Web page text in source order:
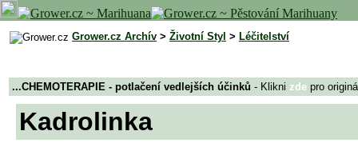
Grower.cz Archív > Životní Styl > Léčitelství
...CHEMOTERAPIE - potlačení vedlejších účinků - Klikni zde pro
Kadrolinka